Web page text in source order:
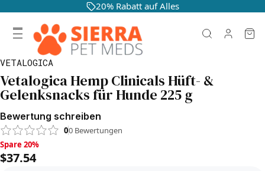
20% Rabatt auf Alles
VETALOGICA
Vetalogica Hemp Clinicals Hüft- &
Gelenksnacks für Hunde 225 g
Bewertung schreiben
00 Bewertungen
Spare 20%, $37.54
Spare 20%
$37.54